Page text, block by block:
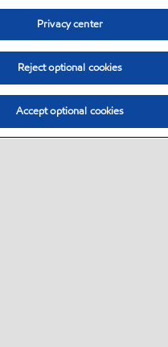
Privacy center
Reject optional cookies
Accept optional cookies